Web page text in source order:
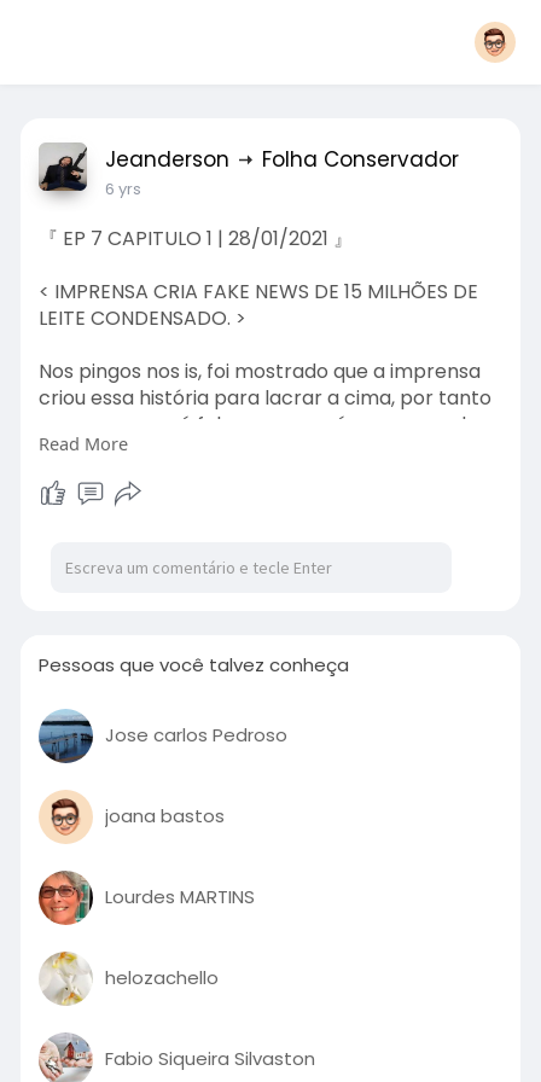
Jeanderson Folha Conservador
6 yrs
『 EP 7 CAPITULO 1 | 28/01/2021 』
< IMPRENSA CRIA FAKE NEWS DE 15 MILHÕES DE
LEITE CONDENSADO. >
Nos pingos nos is, foi mostrado que a imprensa
criou essa história para lacrar a cima, por tanto
provaram que é fake news, porém a esquerda
aproveitou para considerar a informação fake
da imprensa como fato.
Read More
Pessoas que você talvez conheça
Jose carlos Pedroso
joana bastos
Lourdes MARTINS
helozachello
Fabio Siqueira Silvaston